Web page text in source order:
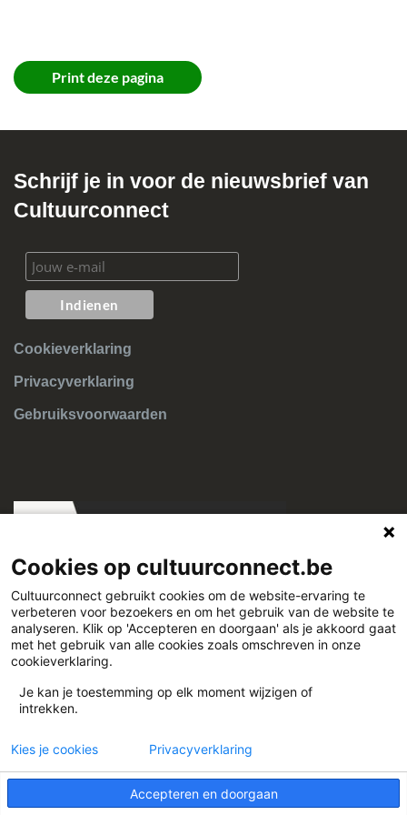
Print deze pagina
Schrijf je in voor de nieuwsbrief van
Cultuurconnect
Cookieverklaring
Privacyverklaring
Gebruiksvoorwaarden
Cultuurconnect
www.cultuurconnect.be
Cookies op cultuurconnect.be
Cultuurconnect gebruikt cookies om de website-ervaring te
verbeteren voor bezoekers en om het gebruik van de website te
analyseren. Klik op 'Accepteren en doorgaan' als je akkoord gaat
met het gebruik van alle cookies zoals omschreven in onze
cookieverklaring.
Je kan je toestemming op elk moment wijzigen of
intrekken.
Accepteren en doorgaan
Kies je cookies Privacyverklaring